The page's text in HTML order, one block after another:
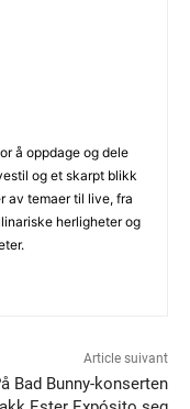
å oppdage og dele
og et skarpt blikk
av temaer til live, fra
herligheter og
Article suivant
Bad Bunny-konserten